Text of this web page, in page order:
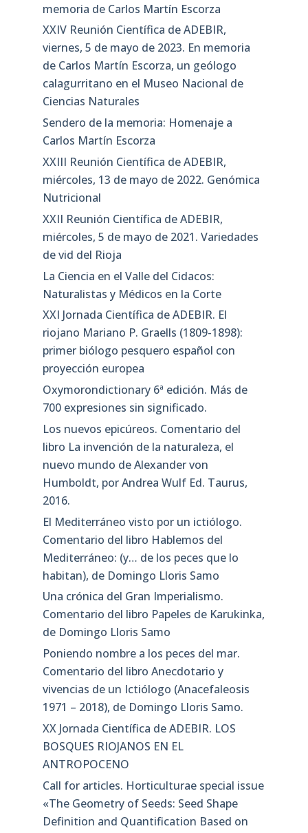
memoria de Carlos Martín Escorza
XXIV Reunión Científica de ADEBIR,
viernes, 5 de mayo de 2023. En memoria
de Carlos Martín Escorza, un geólogo
calagurritano en el Museo Nacional de
Ciencias Naturales
Sendero de la memoria: Homenaje a
Carlos Martín Escorza
XXIII Reunión Científica de ADEBIR,
miércoles, 13 de mayo de 2022. Genómica
Nutricional
XXII Reunión Científica de ADEBIR,
miércoles, 5 de mayo de 2021. Variedades
de vid del Rioja
La Ciencia en el Valle del Cidacos:
Naturalistas y Médicos en la Corte
XXI Jornada Científica de ADEBIR. El
riojano Mariano P. Graells (1809-1898):
primer biólogo pesquero español con
proyección europea
Oxymorondictionary 6ª edición. Más de
700 expresiones sin significado.
Los nuevos epicúreos. Comentario del
libro La invención de la naturaleza, el
nuevo mundo de Alexander von
Humboldt, por Andrea Wulf Ed. Taurus,
2016.
El Mediterráneo visto por un ictiólogo.
Comentario del libro Hablemos del
Mediterráneo: (y… de los peces que lo
habitan), de Domingo Lloris Samo
Una crónica del Gran Imperialismo.
Comentario del libro Papeles de Karukinka,
de Domingo Lloris Samo
Poniendo nombre a los peces del mar.
Comentario del libro Anecdotario y
vivencias de un Ictiólogo (Anacefaleosis
1971 – 2018), de Domingo Lloris Samo.
XX Jornada Científica de ADEBIR. LOS
BOSQUES RIOJANOS EN EL
ANTROPOCENO
Call for articles. Horticulturae special issue
«The Geometry of Seeds: Seed Shape
Definition and Quantification Based on